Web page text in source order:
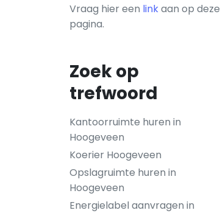
Vraag hier een linkaan op deze
pagina.
Zoek op
trefwoord
Kantoorruimte huren in
Hoogeveen
Koerier Hoogeveen
Opslagruimte huren in
Hoogeveen
Energielabel aanvragen in